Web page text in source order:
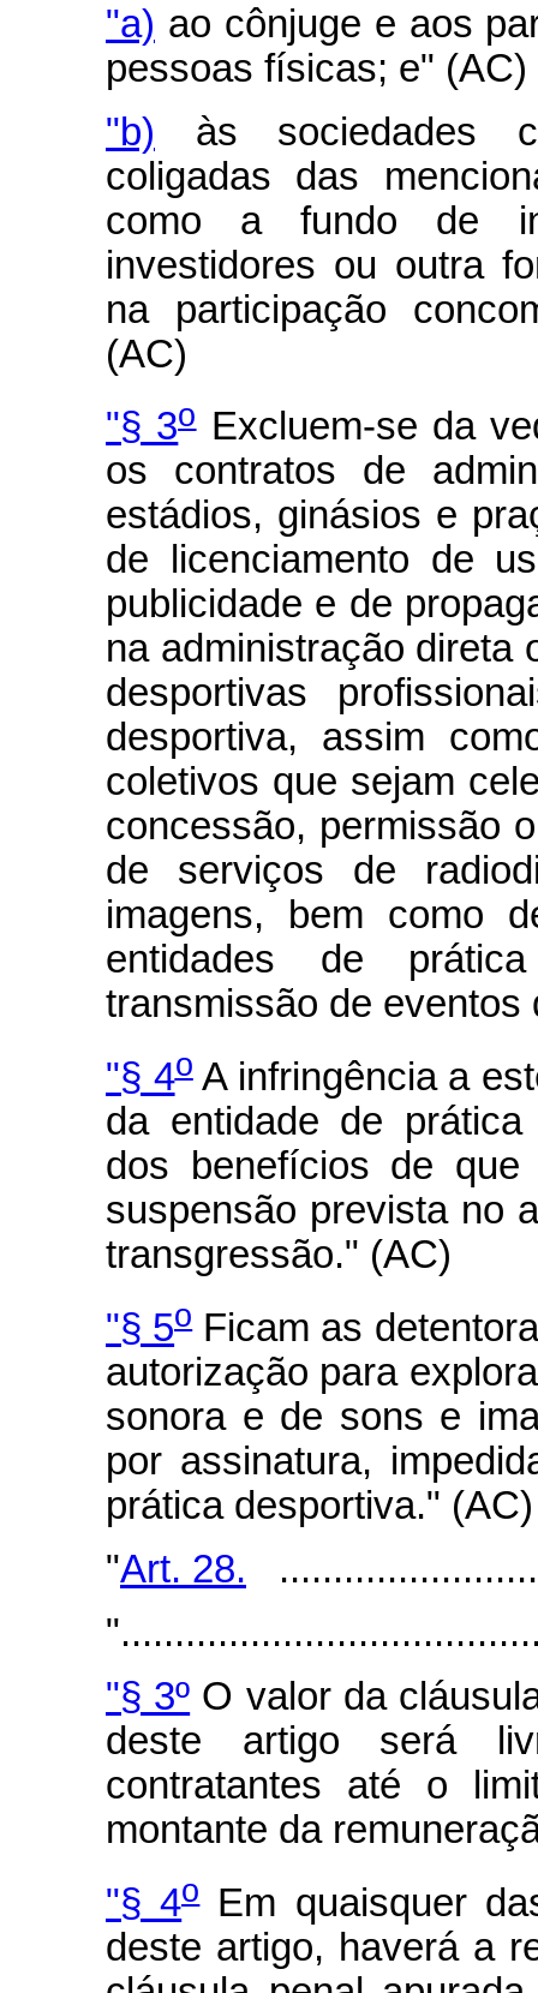
"a) ao cônjuge e aos
pessoas físicas; e" (AC)
"b) às sociedades
coligadas das
como a fundo de
investidores ou outra
na participação
(AC)
"§ 3oExcluem-se da
os contratos de
estádios, ginásios e
de licenciamento de
publicidade e de
na administração direta
desportivas
desportiva, assim
coletivos que sejam
concessão, permissão
de serviços de
imagens, bem como
entidades de
transmissão de eventos
"§ 4oA infringência a
da entidade de
dos benefícios de
suspensão prevista no
transgressão." (AC)
"§ 5oFicam as
autorização para
sonora e de sons e
por assinatura,
prática desportiva." (AC)
"Art. 28.
"§ 3º O valor da
deste artigo será
contratantes até o
montante da
"§ 4oEm quaisquer
deste artigo, haverá a